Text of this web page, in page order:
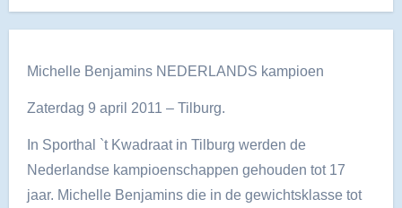
Michelle Benjamins NEDERLANDS kampioen
Zaterdag 9 april 2011 – Tilburg.
In Sporthal `t Kwadraat in Tilburg werden de
Nederlandse kampioenschappen gehouden tot 17
jaar. Michelle Benjamins die in de gewichtsklasse tot